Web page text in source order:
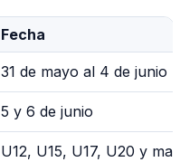
Fecha
31 de mayo al 4 de junio
5 y 6 de junio
U12, U15, U17, U20 y